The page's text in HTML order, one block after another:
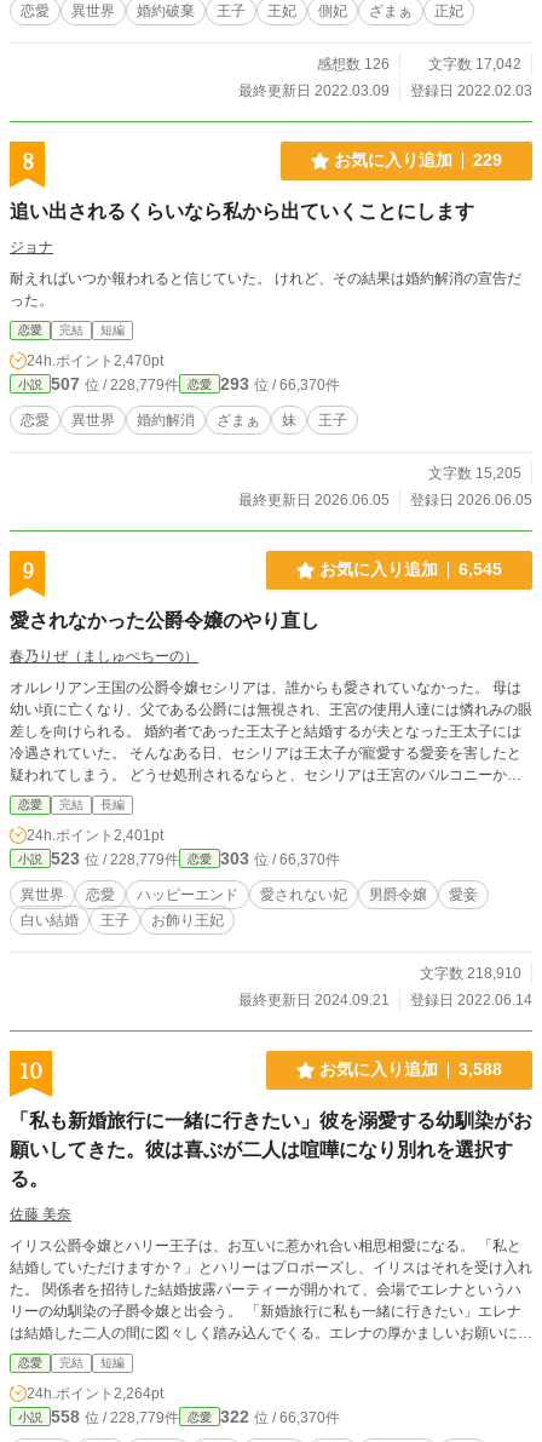
恋愛 異世界 婚約破棄 王子 王妃 側妃 ざまぁ 正妃
感想数 126
文字数 17,042
最終更新日 2022.03.09
登録日 2022.02.03
8 お気に入り追加 229
追い出されるくらいなら私から出ていくことにします
ジョナ
耐えればいつか報われると信じていた。 けれど、その結果は婚約解消の宣告だ
った。
恋愛 完結 短編
24h.ポイント 2,470pt
小説 507 位 / 228,779件 恋愛 293 位 / 66,370件
恋愛 異世界 婚約解消 ざまぁ 妹 王子
文字数 15,205
最終更新日 2026.06.05
登録日 2026.06.05
9 お気に入り追加 6,545
愛されなかった公爵令嬢のやり直し
春乃りぜ（ましゅぺちーの）
オルレリアン王国の公爵令嬢セシリアは、誰からも愛されていなかった。 母は
幼い頃に亡くなり、父である公爵には無視され、王宮の使用人達には憐れみの眼
差しを向けられる。 婚約者であった王太子と結婚するが夫となった王太子には
冷遇されていた。 そんなある日、セシリアは王太子が寵愛する愛妾を害したと
疑われてしまう。 どうせ処刑されるならと、セシリアは王宮のバルコニーから
身を投げる。 死ぬ寸前のセシリアは思う。 「一度でいいから誰かに愛されたか
った。」と。 目が覚めた時、セシリアは12歳の頃に時間が巻き戻っていた。 セ
シリアは決意する。 「自分の幸せは自分でつかみ取る！」 幸せになるために奔
走するセシリア。 だがそれと同時に父である公爵の、婚約者である王太子の、
王太子の愛妾であった男爵令嬢の、驚くべき真実が次々と明らかになっていく。
小説家になろう様にも投稿しています。 タイトル変更しました！大幅改稿のた
め、一部非公開にしております。
恋愛 完結 長編
24h.ポイント 2,401pt
小説 523 位 / 228,779件 恋愛 303 位 / 66,370件
異世界 恋愛 ハッピーエンド 愛されない妃 男爵令嬢
愛妾
白い結婚
王子 お飾り王妃
文字数 218,910
最終更新日 2024.09.21
登録日 2022.06.14
10 お気に入り追加 3,588
「私も新婚旅行に一緒に行きたい」彼を溺愛する幼馴染がお
願いしてきた。彼は喜ぶが二人は喧嘩になり別れを選択す
る。
佐藤 美奈
イリス公爵令嬢とハリー王子は、お互いに惹かれ合い相思相愛になる。 「私と
結婚していただけますか？」とハリーはプロポーズし、イリスはそれを受け入れ
た。 関係者を招待した結婚披露パーティーが開かれて、会場でエレナというハ
リーの幼馴染の子爵令嬢と出会う。 「新婚旅行に私も一緒に行きたい」エレナ
は結婚した二人の間に図々しく踏み込んでくる。エレナの厚かましいお願いに、
イリスは怒るより驚き呆れていた。 「僕は構わないよ。エレナも一緒に行こ
う」ハリーは信じられないことを言い出す。エレナが同行することに乗り気にな
り、花嫁のイリスの面目をつぶし感情を傷つける。 とんでもない男と結婚した
ことが分かったイリスは、言葉を失うほかなく立ち尽くしていた。
恋愛 完結 短編
24h.ポイント 2,264pt
小説 558 位 / 228,779件 恋愛 322 位 / 66,370件